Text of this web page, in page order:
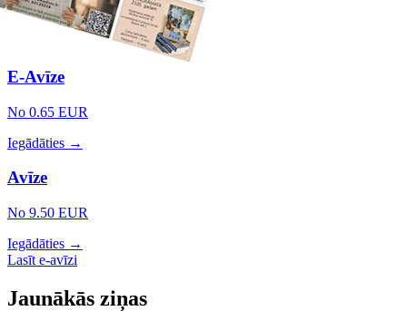
E-Avīze
No 0.65 EUR
Iegādāties →
Avīze
No 9.50 EUR
Iegādāties →
Lasīt e-avīzi
Jaunākās ziņas